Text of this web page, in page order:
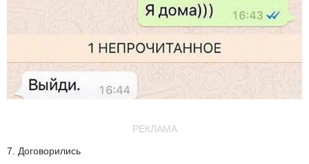
РЕКЛАМА
7. Договорились